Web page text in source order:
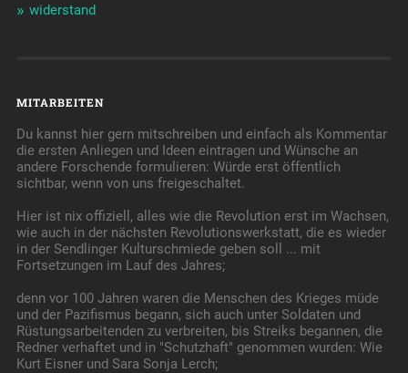
widerstand
MITARBEITEN
Du kannst hier gern mitschreiben und einfach als Kommentar
die ersten Anliegen und Ideen eintragen und Wünsche an
andere Forschende formulieren: Würde erst öffentlich
sichtbar, wenn von uns freigeschaltet.
Hier ist nix offiziell, alles wie die Revolution erst im Wachsen,
wie auch in der nächsten Revolutionswerkstatt, die es wieder
in der Sendlinger Kulturschmiede geben soll ... mit
Fortsetzungen im Lauf des Jahres;
denn vor 100 Jahren waren die Menschen des Krieges müde
und der Pazifismus begann, sich auch unter Soldaten und
Rüstungsarbeitenden zu verbreiten, bis Streiks begannen, die
Redner verhaftet und in "Schutzhaft" genommen wurden: Wie
Kurt Eisner und Sara Sonja Lerch;